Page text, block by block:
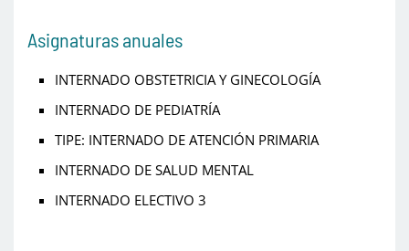
Asignaturas anuales
INTERNADO OBSTETRICIA Y GINECOLOGÍA
INTERNADO DE PEDIATRÍA
TIPE: INTERNADO DE ATENCIÓN PRIMARIA
INTERNADO DE SALUD MENTAL
INTERNADO ELECTIVO 3